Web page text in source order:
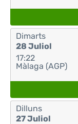
Dimarts
28 Juliol
17:22
Màlaga (AGP)
Dilluns
27 Juliol